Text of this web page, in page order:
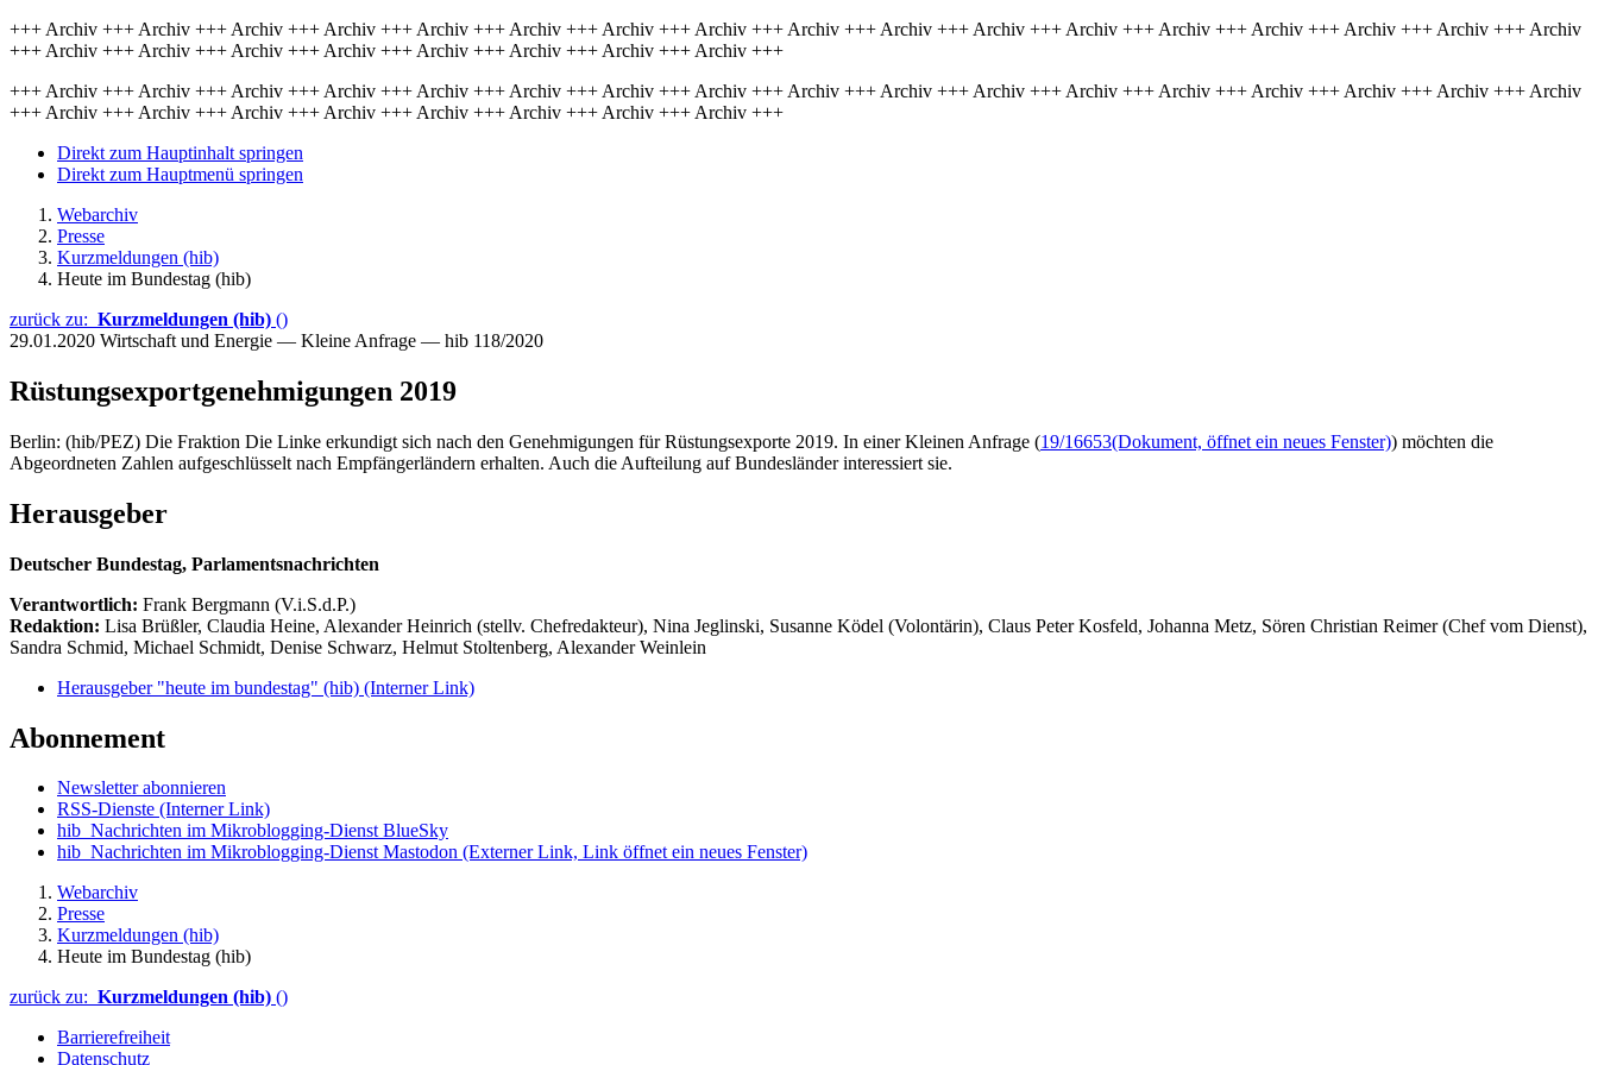
+++ Archiv +++ Archiv +++ Archiv +++ Archiv +++ Archiv +++ Archiv +++ Archiv +++ Archiv +++ Archiv +++ Archiv +++ Archiv +++ Archiv +++ Archiv +++ Archiv +++ Archiv +++ Archiv +++ Archiv
+++ Archiv +++ Archiv +++ Archiv +++ Archiv +++ Archiv +++ Archiv +++ Archiv +++ Archiv +++
+++ Archiv +++ Archiv +++ Archiv +++ Archiv +++ Archiv +++ Archiv +++ Archiv +++ Archiv +++ Archiv +++ Archiv +++ Archiv +++ Archiv +++ Archiv +++ Archiv +++ Archiv +++ Archiv +++ Archiv
+++ Archiv +++ Archiv +++ Archiv +++ Archiv +++ Archiv +++ Archiv +++ Archiv +++ Archiv +++
Direkt zum Hauptinhalt springen
Direkt zum Hauptmenü springen
Webarchiv
Presse
Kurzmeldungen (hib)
Heute im Bundestag (hib)
zurück zu: Kurzmeldungen (hib) ()
29.01.2020 Wirtschaft und Energie — Kleine Anfrage — hib 118/2020
Rüstungsexportgenehmigungen 2019
Berlin: (hib/PEZ) Die Fraktion Die Linke erkundigt sich nach den Genehmigungen für Rüstungsexporte 2019. In einer Kleinen Anfrage (19/16653(Dokument, öffnet ein neues Fenster)) möchten die
Abgeordneten Zahlen aufgeschlüsselt nach Empfängerländern erhalten. Auch die Aufteilung auf Bundesländer interessiert sie.
Herausgeber
Deutscher Bundestag, Parlamentsnachrichten
Verantwortlich: Frank Bergmann (V.i.S.d.P.)
Redaktion: Lisa Brüßler, Claudia Heine, Alexander Heinrich (stellv. Chefredakteur), Nina Jeglinski, Susanne Ködel (Volontärin), Claus Peter Kosfeld, Johanna Metz, Sören Christian Reimer (Chef vom Dienst),
Sandra Schmid, Michael Schmidt, Denise Schwarz, Helmut Stoltenberg, Alexander Weinlein
Herausgeber "heute im bundestag" (hib) (Interner Link)
Abonnement
Newsletter abonnieren
RSS-Dienste (Interner Link)
hib_Nachrichten im Mikroblogging-Dienst BlueSky
hib_Nachrichten im Mikroblogging-Dienst Mastodon (Externer Link, Link öffnet ein neues Fenster)
Webarchiv
Presse
Kurzmeldungen (hib)
Heute im Bundestag (hib)
zurück zu: Kurzmeldungen (hib) ()
Barrierefreiheit
Datenschutz